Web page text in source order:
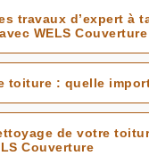
travaux d’expert à
WELS Couverture
toiture : quelle
de votre
Couverture